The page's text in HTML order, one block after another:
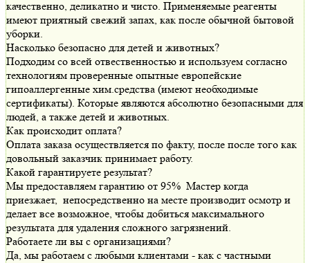
качественно, деликатно и чисто. Применяемые реагенты
имеют приятный свежий запах, как после обычной бытовой
уборки.
Насколько безопасно для детей и животных?
Подходим со всей отвественностью и используем согласно
технологиям проверенные опытные европейские
гипоаллергенные хим.средства (имеют необходимые
сертификаты). Которые являются абсолютно безопасными для
людей, а также детей и животных.
Как происходит оплата?
Оплата заказа осуществляется по факту, после после того как
довольный заказчик принимает работу.
Какой гарантируете результат?
Мы предоставляем гарантию от 95% Мастер когда
приезжает, непосредственно на месте производит осмотр и
делает все возможное, чтобы добиться максимального
результата для удаления сложного загрязнений.
Работаете ли вы с организациями?
Да, мы работаем с любыми клиентами - как с частными